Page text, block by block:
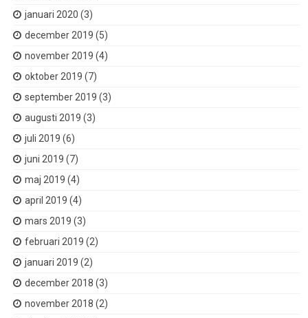
januari 2020 (3)
december 2019 (5)
november 2019 (4)
oktober 2019 (7)
september 2019 (3)
augusti 2019 (3)
juli 2019 (6)
juni 2019 (7)
maj 2019 (4)
april 2019 (4)
mars 2019 (3)
februari 2019 (2)
januari 2019 (2)
december 2018 (3)
november 2018 (2)